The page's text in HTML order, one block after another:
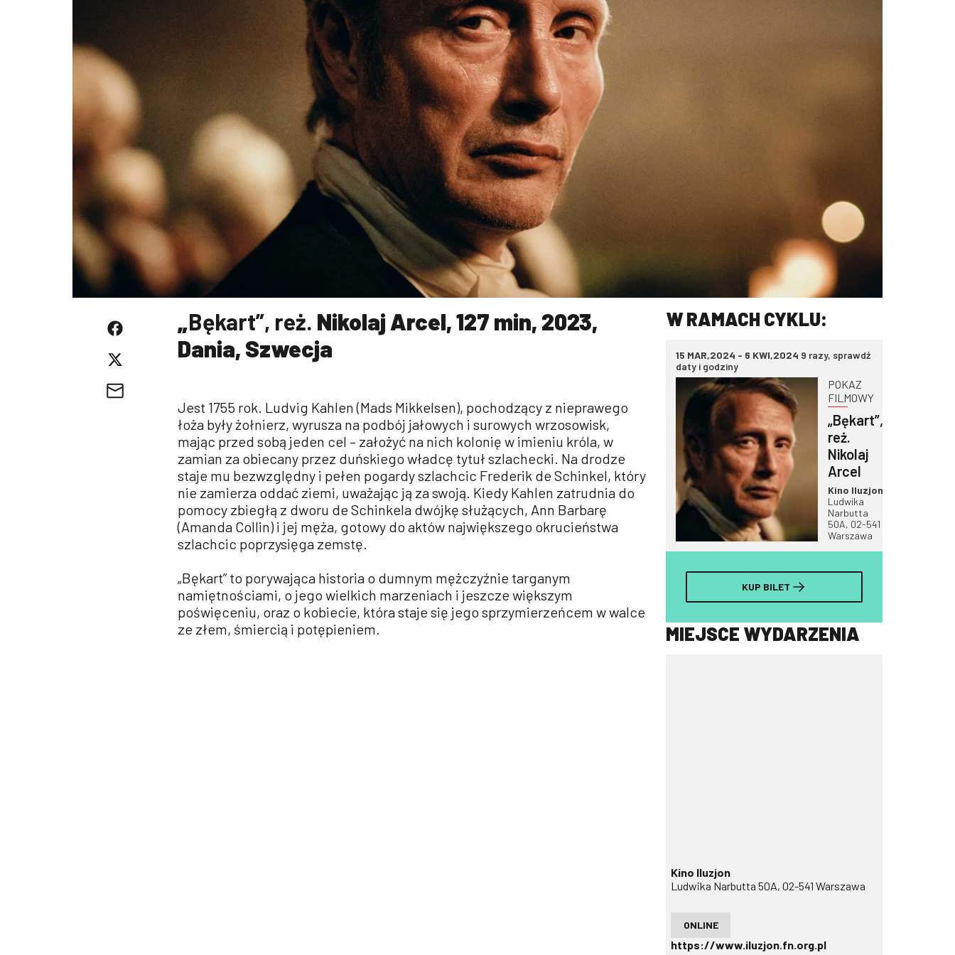
„Bękart”, reż. Nikolaj Arcel, 127 min, 2023,
Dania, Szwecja
Jest 1755 rok. Ludvig Kahlen (Mads Mikkelsen), pochodzący z nieprawego
łoża były żołnierz, wyrusza na podbój jałowych i surowych wrzosowisk,
mając przed sobą jeden cel – założyć na nich kolonię w imieniu króla, w
zamian za obiecany przez duńskiego władcę tytuł szlachecki. Na drodze
staje mu bezwzględny i pełen pogardy szlachcic Frederik de Schinkel, który
nie zamierza oddać ziemi, uważając ją za swoją. Kiedy Kahlen zatrudnia do
pomocy zbiegłą z dworu de Schinkela dwójkę służących, Ann Barbarę
(Amanda Collin) i jej męża, gotowy do aktów największego okrucieństwa
szlachcic poprzysięga zemstę.
„Bękart” to porywająca historia o dumnym mężczyźnie targanym
namiętnościami, o jego wielkich marzeniach i jeszcze większym
poświęceniu, oraz o kobiecie, która staje się jego sprzymierzeńcem w walce
ze złem, śmiercią i potępieniem.
W RAMACH CYKLU:
15 MAR,2024 - 6 KWI,2024 9 razy, sprawdź
daty i godziny
POKAZ
FILMOWY
„Bękart”,
reż.
Nikolaj
Arcel
Kino Iluzjon
Ludwika
Narbutta
50A, 02-541
Warszawa
KUP BILET
MIEJSCE WYDARZENIA
Kino Iluzjon
Ludwika Narbutta 50A, 02-541 Warszawa
ONLINE
https://www.iluzjon.fn.org.pl